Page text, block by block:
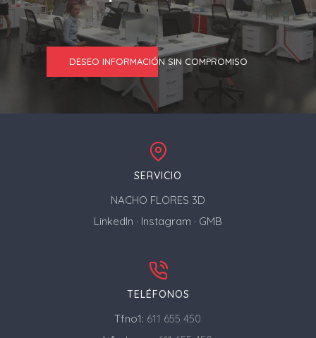
DESEO INFORMACIÓN SIN COMPROMISO
SERVICIO
NACHO FLORES 3D
LinkedIn · Instagram · GMB
TELÉFONOS
Tfno1: 611 655 450